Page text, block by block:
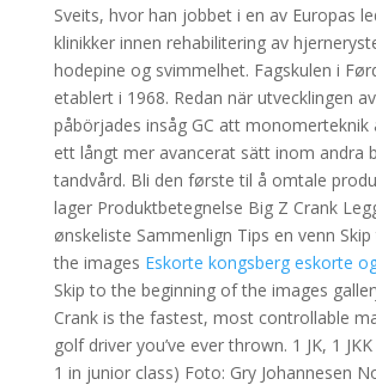
Sveits, hvor han jobbet i en av Europas
klinikker innen rehabilitering av
hodepine og svimmelhet. Fagskulen i
etablert i 1968. Redan när utvecklingen
påbörjades insåg GC att monomerteknik
ett långt mer avancerat sätt inom andra
tandvård. Bli den første til å omtale
lager Produktbetegnelse Big Z Crank
ønskeliste Sammenlign Tips en venn
the images Eskorte kongsberg eskorte
Skip to the beginning of the images
Crank is the fastest, most controllable
golf driver you’ve ever thrown. 1 JK, 1
1 in junior class) Foto: Gry Johannesen